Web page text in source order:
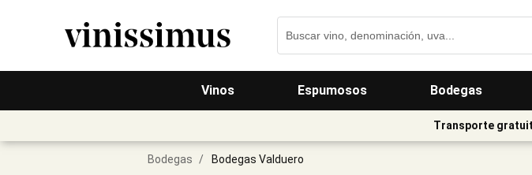
Vinos Espumosos Bodegas
Transporte
Bodegas / Bodegas Valduero